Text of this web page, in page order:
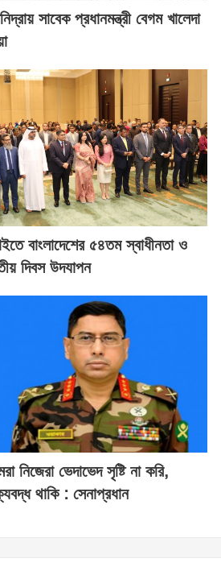
সাবেক প্রধানমন্ত্রী বেগম খালেদা
বাংলাদেশের ৫৪তম স্বাধীনতা ও
দিবস উদযাপন
নিজেরা ভেদাভেদ সৃষ্টি না করি,
থাকি : সেনাপ্রধান